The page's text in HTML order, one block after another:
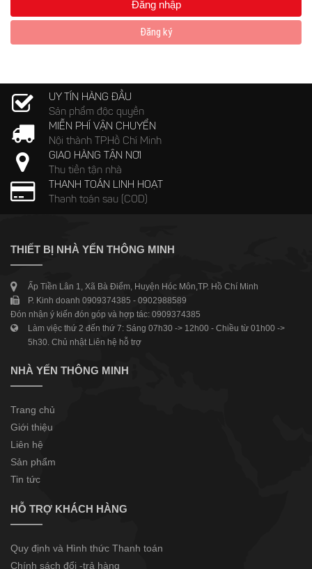
Đăng ký
UY TÍN HÀNG ĐẦU
Sản phẩm độc quyền
MIỄN PHÍ VẬN CHUYỂN
Nội thành TP.Hồ Chí Minh
GIAO HÀNG TẬN NƠI
Thu tiền tận nhà
THANH TOÁN LINH HOẠT
Thanh toán sau (COD)
THIẾT BỊ NHÀ YẾN THÔNG MINH
Ấp Tiền Lân 1, Xã Bà Điểm, Huyện Hóc Môn,TP. Hồ Chí Minh
P. Kinh doanh 0909374385 - 0902988589
Đón nhận ý kiến đón góp và hợp tác: 0909374385
Làm việc thứ 2 đến thứ 7: Sáng 07h30 -> 12h00 - Chiều từ 01h00 ->
5h30. Chủ nhật Liên hệ hỗ trợ
NHÀ YẾN THÔNG MINH
Trang chủ
Giới thiệu
Liên hệ
Sản phẩm
Tin tức
HỖ TRỢ KHÁCH HÀNG
Quy định và Hình thức Thanh toán
Chính sách đổi -trả hàng